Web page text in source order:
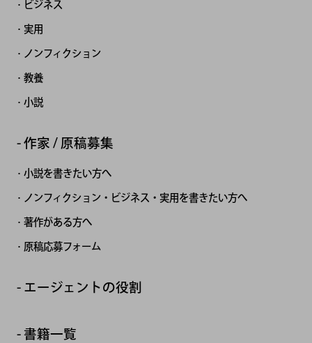
ビジネス
実用
ノンフィクション
教養
小説
作家 / 原稿募集
小説を書きたい方へ
ノンフィクション・ビジネス・実用を書きたい方へ
著作がある方へ
原稿応募フォーム
エージェントの役割
書籍一覧